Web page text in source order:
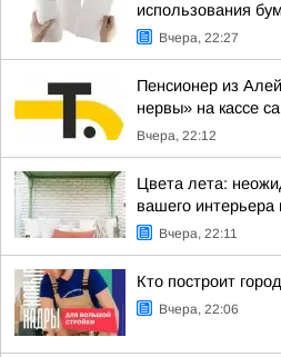
использования
Вчера, 22:27
Пенсионер из
нервы» на кассе
Вчера, 22:12
Цвета лета:
вашего интерьера
Вчера, 22:11
Кто построит
Вчера, 22:06